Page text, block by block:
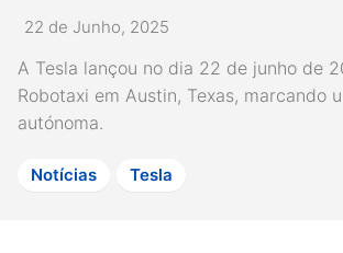
22 de Junho, 2025
A Tesla lançou no dia 22 de junho de
Robotaxi em Austin, Texas, marcando
autónoma.
Notícias Tesla